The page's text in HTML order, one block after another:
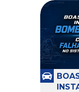
ao
Tour
das
uma
e
mais